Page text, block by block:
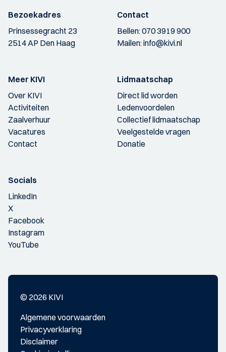
Bezoekadres
Prinsessegracht 23
2514 AP Den Haag
Contact
Bellen:070 3919 900
Mailen:info@kivi.nl
Meer KIVI
Over KIVI
Activiteiten
Zaalverhuur
Vacatures
Contact
Lidmaatschap
Direct lid worden
Ledenvoordelen
Collectief lidmaatschap
Veelgestelde vragen
Donatie
Socials
LinkedIn
X
Facebook
Instagram
YouTube
© 2026 KIVI
Algemene voorwaarden
Privacyverklaring
Disclaimer